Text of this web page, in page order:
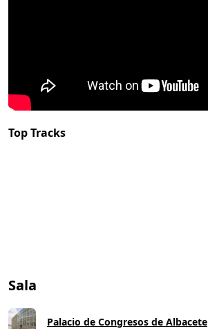
Top Tracks
Sala
Palacio de Congresos de Albacete